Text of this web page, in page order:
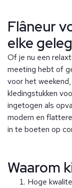
Flâneur
elke
Of je nu een
meeting hebt of
voor het
kledingstukken
ingetogen als
modern en
in te boeten op
Waarom
Hoge